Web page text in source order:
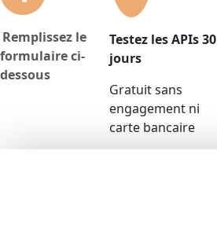
Remplissez le
formulaire ci-
dessous
Testez les APIs 30
jours
Gratuit sans
engagement ni
carte bancaire